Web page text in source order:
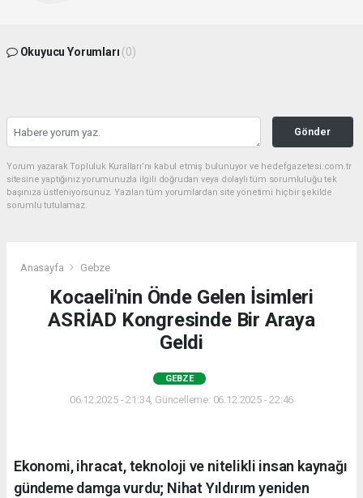
Okuyucu Yorumları (0)
Gönder
Yorum yazarak Topluluk Kuralları’nı kabul etmiş bulunuyor ve hedefgazetesi.com.tr
sitesine yaptığınız yorumunuzla ilgili doğrudan veya dolaylı tüm sorumluluğu tek
başınıza üstleniyorsunuz. Yazılan tüm yorumlardan site yönetimi hiçbir şekilde
sorumlu tutulamaz.
Anasayfa Gebze
Kocaeli'nin Önde Gelen İsimleri
ASRİAD Kongresinde Bir Araya
Geldi
GEBZE
06.12.2025 - 21:34, Güncelleme: 06.12.2025 - 22:46
Ekonomi, ihracat, teknoloji ve nitelikli insan kaynağı
gündeme damga vurdu; Nihat Yıldırım yeniden